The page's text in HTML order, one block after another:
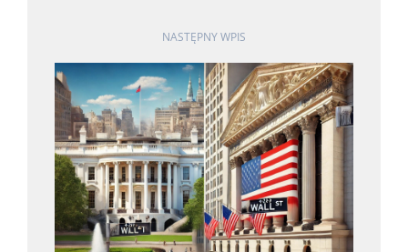
NASTĘPNY WPIS